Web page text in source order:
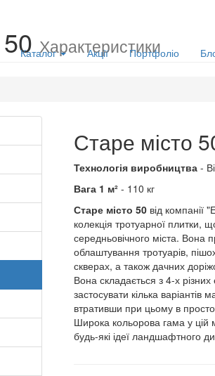
Каталог Акції Портфоліо
Характеристики
Старе місто
Технологія виробництва-
Вага 1 м²- 110 кг
Старе місто 50від компанії
колекція тротуарної плитки,
середньовічного міста. Вона
облаштування тротуарів,
скверах, а також дачних
Вона складається з 4-х
застосувати кілька
втративши при цьому в
Широка кольорова гама у цій
будь-які ідеї ландшафтного